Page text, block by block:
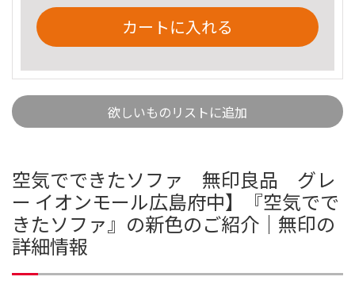
カートに入れる
欲しいものリストに追加
空気でできたソファ 無印良品 グレ
ー イオンモール広島府中】『空気でで
きたソファ』の新色のご紹介｜無印の
詳細情報